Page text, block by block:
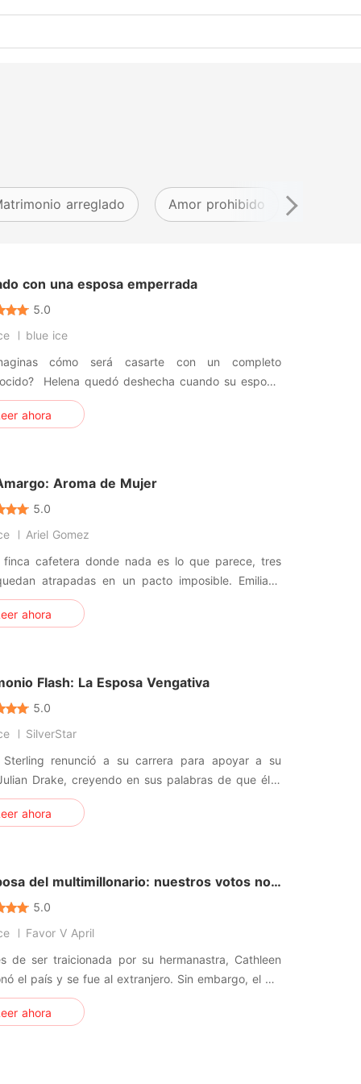
arreglado Amor prohibido
con una esposa emperrada
5.0
blue ice
cómo será casarte con un completo
cuando su esposo,
general, le envió los papeles de divorcio y le
los firmara. Para él, ella no era más que una
ahora
Aroma de Mujer
5.0
Ariel Gomez
finca cafetera donde nada es lo que parece, tres
atrapadas en un pacto imposible. Emiliano
marcado por las deudas y por el asesinato de su
compra una finca para saldar un matrimonio
ahora
Flash: La Esposa Vengativa
5.0
SilverStar
Sterling renunció a su carrera para apoyar a su
Drake, creyendo en sus palabras de que él y
valoraban la privacidad por encima de todo. Pero
una mentira. Él simplemente la reemplazó con su
ahora
del multimillonario: nuestros votos no
5.0
Favor V April
de ser traicionada por su hermanastra, Cathleen
el país y se fue al extranjero. Sin embargo, el día
a Nueva York, le pidieron que se casara con el
hombre al que sorprendió durmiendo con su
ahora